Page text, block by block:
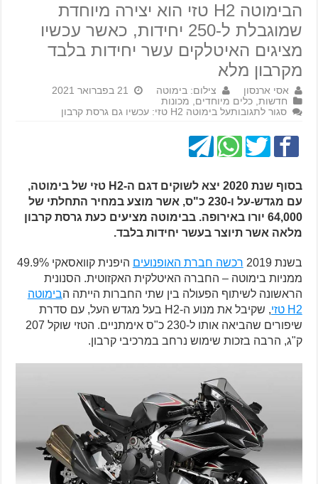
הבימוטה H2 טזי הוא יצירה מיוחדת
שמוגבלת ל-250 יחידות, כאשר עכשיו
מציגים האיטלקים עשר יחידות בלבד
מקרבון מלא
אסי ארנסון צילום: בימוטה
21 בפברואר 2021
חדשות,כלים מיוחדים, מכונות
סגור לתגובותעל בימוטה H2 טזי: עכשיו גם גרסת קרבון
בסוף שנת 2020 יצא לשוקים דגם ה-H2 טזי של בימוטה,
עם מגדש-על ו-230 כ"ס, אשר מוצע במחיר התחלתי של
64,000 יורו באירופה. בבימוטה מציעים כעת גרסת קרבון
מלאה אשר תיוצר בעשר יחידות בלבד.
בשנת 2019 רכשה חברת האופנועים
היפנית קוואסאקי 49.9%
ממניות בימוטה – החברה האיטלקית האקזוטית. הסנונית
הראשונה לשיתוף הפעולה בין שתי החברות הייתה הבימוטה
H2 טזי
, שקיבל את מנוע ה-H2 בעל מגדש העל, עם סדרת
שיפורים שהביאה אותו ל-230 כ"ס אימתניים. הטזי שוקל 207
ק"ג, הרבה בזכות שימוש נרחב במרכיבי קרבון.